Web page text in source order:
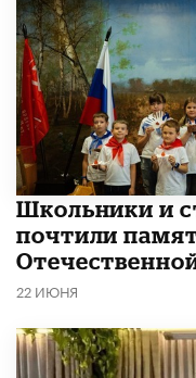
Школьники и
почтили
22 ИЮНЯ